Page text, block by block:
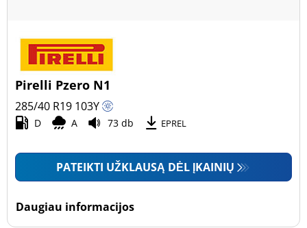
Pirelli Pzero N1
285/40 R19 103Y
D A 73 db EPREL
PATEIKTI UŽKLAUSĄ DĖL ĮKAINIŲ
Daugiau informacijos